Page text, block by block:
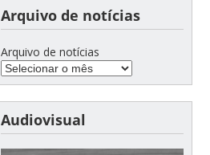
Arquivo de notícias
Arquivo de notícias
Audiovisual